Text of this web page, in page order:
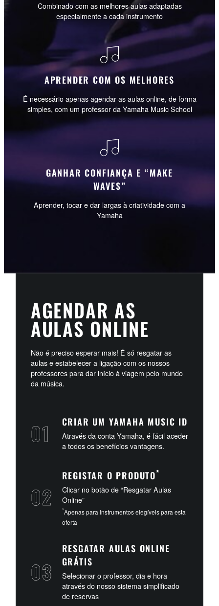
Combinado com as melhores aulas adaptadas
especialmente a cada instrumento
APRENDER COM OS MELHORES
É necessário apenas agendar as aulas online, de forma
simples, com um professor da Yamaha Music School
GANHAR CONFIANÇA E “MAKE
WAVES”
Aprender, tocar e dar largas à criatividade com a
Yamaha
AGENDAR AS
AULAS ONLINE
Não é preciso esperar mais! É só resgatar as
aulas e estabelecer a ligação com os nossos
professores para dar início à viagem pelo mundo
da música.
CRIAR UM YAMAHA MUSIC ID
Através da conta Yamaha, é fácil aceder
a todos os benefícios vantagens.
REGISTAR O PRODUTO*
Clicar no botão de “Resgatar Aulas
Online”
*Apenas para instrumentos elegíveis para esta
oferta
RESGATAR AULAS ONLINE
GRÁTIS
Selecionar o professor, dia e hora
através do nosso sistema simplificado
de reservas